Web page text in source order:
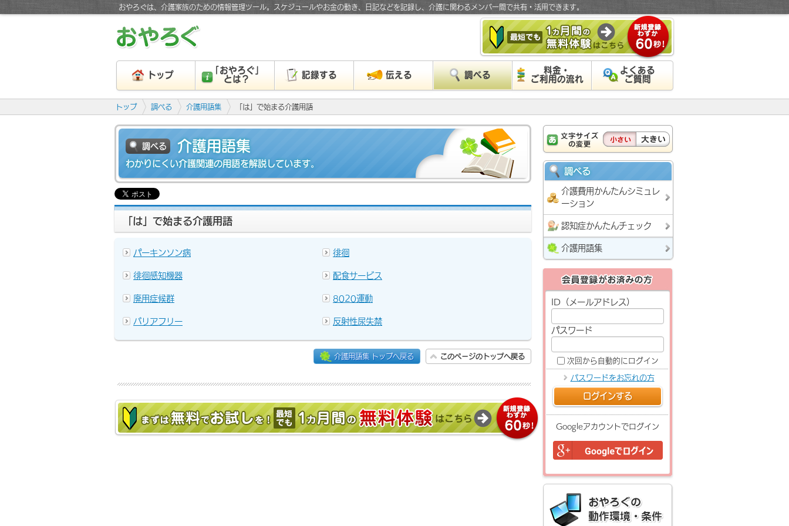
おやろぐは、介護家族のための情報管理ツール。スケジュールやお金の動き、日記などを記録し、介護に関わるメンバー間で共有・活用できます。
トップ
「おやろぐ」
とは？
記録する 伝える 調べる
料金・
ご利用の流れ
よくある
ご質問
トップ 調べる 介護用語集 「は」で始まる介護用語
調べる 介護用語集
わかりにくい介護関連の用語を解説しています。
「は」で始まる介護用語
パーキンソン病 徘徊
徘徊感知機器 配食サービス
廃用症候群 8020運動
バリアフリー 反射性尿失禁
介護用語集 トップへ戻る このページのトップへ戻る
調べる
介護費用かんたんシミュレ
ーション
認知症かんたんチェック
介護用語集
ID（メールアドレス）
パスワード
次回から自動的にログイン
パスワードをお忘れの方
ログインする
Googleアカウントでログイン